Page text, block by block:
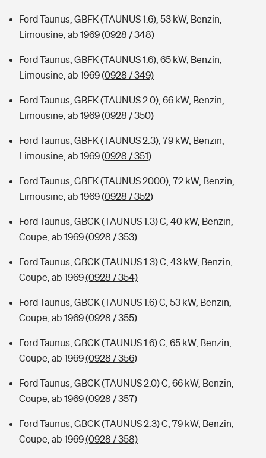
Ford Taunus, GBFK (TAUNUS 1.6), 53 kW, Benzin,
Limousine, ab 1969(0928 / 348)
Ford Taunus, GBFK (TAUNUS 1.6), 65 kW, Benzin,
Limousine, ab 1969(0928 / 349)
Ford Taunus, GBFK (TAUNUS 2.0), 66 kW, Benzin,
Limousine, ab 1969(0928 / 350)
Ford Taunus, GBFK (TAUNUS 2.3), 79 kW, Benzin,
Limousine, ab 1969(0928 / 351)
Ford Taunus, GBFK (TAUNUS 2000), 72 kW, Benzin,
Limousine, ab 1969(0928 / 352)
Ford Taunus, GBCK (TAUNUS 1.3) C, 40 kW, Benzin,
Coupe, ab 1969(0928 / 353)
Ford Taunus, GBCK (TAUNUS 1.3) C, 43 kW, Benzin,
Coupe, ab 1969(0928 / 354)
Ford Taunus, GBCK (TAUNUS 1.6) C, 53 kW, Benzin,
Coupe, ab 1969(0928 / 355)
Ford Taunus, GBCK (TAUNUS 1.6) C, 65 kW, Benzin,
Coupe, ab 1969(0928 / 356)
Ford Taunus, GBCK (TAUNUS 2.0) C, 66 kW, Benzin,
Coupe, ab 1969(0928 / 357)
Ford Taunus, GBCK (TAUNUS 2.3) C, 79 kW, Benzin,
Coupe, ab 1969(0928 / 358)